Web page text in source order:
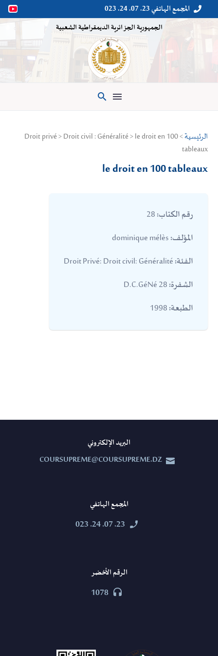

 المجمع الهاتفي 23. 07. 24. 023
الجمهورية الجزائرية الديمقراطية الشعبية

الرئيسية > Droit privé > Droit civil : Généralité > le droit en 100
tableaux
le droit en 100 tableaux
رقم الكتاب:
المؤلف:
الفئة:
الشفرة:
الطبعة:
البريد الإلكتروني


COURSUPREME@COURSUPREME.DZ
المجمع الهاتفي


23. 07. 24. 023
الرقم الأخضر


1078